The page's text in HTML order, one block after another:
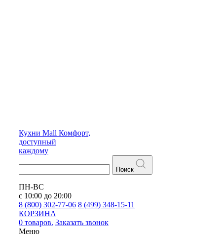
Кухни Mall Комфорт,
доступный
каждому
Поиск
ПН-ВС
с 10:00 до 20:00
8 (800) 302-77-06 8 (499) 348-15-11
КОРЗИНА
0 товаров. Заказать звонок
Меню